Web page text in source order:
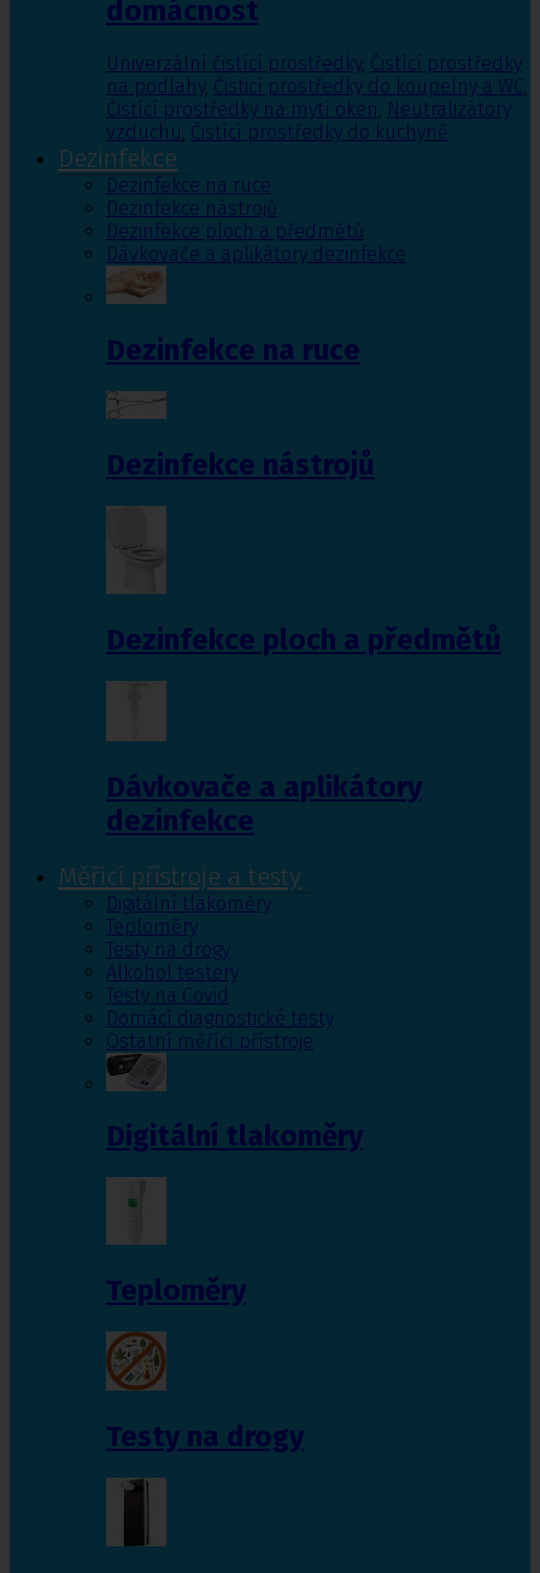
domácnost
Univerzální čistící prostředky, Čistící prostředky
na podlahy, Čisticí prostředky do koupelny a WC,
Čistící prostředky na mytí oken, Neutralizátory
vzduchu, Čistící prostředky do kuchyně
Dezinfekce
Dezinfekce na ruce
Dezinfekce nástrojů
Dezinfekce ploch a předmětů
Dávkovače a aplikátory dezinfekce
Dezinfekce na ruce
Dezinfekce nástrojů
Dezinfekce ploch a předmětů
Dávkovače a aplikátory
dezinfekce
Měřící přístroje a testy
Digitální tlakoměry
Teploměry
Testy na drogy
Alkohol testery
Testy na Covid
Domácí diagnostické testy
Ostatní měřící přístroje
Digitální tlakoměry
Teploměry
Testy na drogy